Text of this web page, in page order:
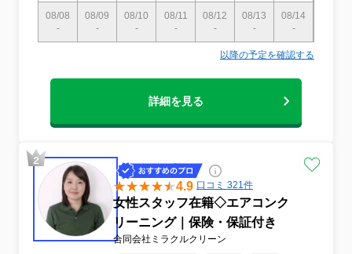
08/08
-
08/09
-
08/10
-
08/11
-
08/12
-
08/13
-
08/14
-
以降の予定を確認する
詳細を見る
4.9 口コミ 321件
女性スタッフ在籍◇エアコンク
リーニング｜保険・保証付き
合同会社ミラクルクリーン